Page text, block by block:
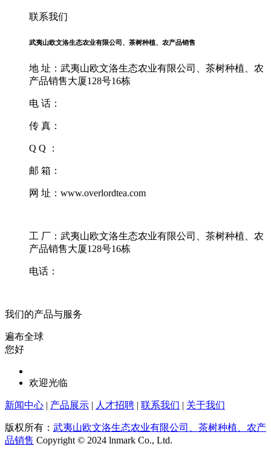
联系我们
武夷山欧文洛生态农业有限公司、茶树种植、农产品销售
地 址：武夷山欧文洛生态农业有限公司、茶树种植、农
产品销售大厦128号16栋
电 话：
传 真：
Q Q ：
邮 箱：
网 址：www.overlordtea.com
工 厂：武夷山欧文洛生态农业有限公司、茶树种植、农
产品销售大厦128号16栋
电话：
我们的产品与服务
遍布全球
您好
欢迎光临
新闻中心 | 产品展示 | 人才招聘 | 联系我们 | 关于我们
版权所有： 武夷山欧文洛生态农业有限公司、茶树种植、农产
品销售 Copyright © 2024 lnmark Co., Ltd.